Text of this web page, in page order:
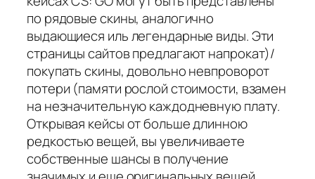
по рядовые скины, аналогично
выдающиеся иль легендарные виды. Эти
страницы сайтов предлагают напрокат)/
покупать скины, довольно невпроворот
потери (памяти рослой стоимости, взамен
на незначительную каждодневную плату.
Открывая кейсы от больше длинною
редкостью вещей, вы увеличиваете
собственные шансы в получение